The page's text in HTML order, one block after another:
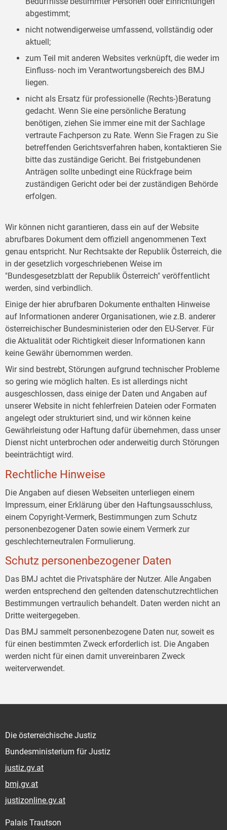
abgestimmt;
nicht notwendigerweise umfassend, vollständig oder
aktuell;
zum Teil mit anderen Websites verknüpft, die weder im
Einfluss- noch im Verantwortungsbereich des BMJ
liegen.
nicht als Ersatz für professionelle (Rechts-)Beratung
gedacht. Wenn Sie eine persönliche Beratung
benötigen, ziehen Sie immer eine mit der Sachlage
vertraute Fachperson zu Rate. Wenn Sie Fragen zu Sie
betreffenden Gerichtsverfahren haben, kontaktieren Sie
bitte das zuständige Gericht. Bei fristgebundenen
Anträgen sollte unbedingt eine Rückfrage beim
zuständigen Gericht oder bei der zuständigen Behörde
erfolgen.
Wir können nicht garantieren, dass ein auf der Website
abrufbares Dokument dem offiziell angenommenen Text
genau entspricht. Nur Rechtsakte der Republik Österreich, die
in der gesetzlich vorgeschriebenen Weise im
"Bundesgesetzblatt der Republik Österreich" veröffentlicht
werden, sind verbindlich.
Einige der hier abrufbaren Dokumente enthalten Hinweise
auf Informationen anderer Organisationen, wie z.B. anderer
österreichischer Bundesministerien oder den EU-Server. Für
die Aktualität oder Richtigkeit dieser Informationen kann
keine Gewähr übernommen werden.
Wir sind bestrebt, Störungen aufgrund technischer Probleme
so gering wie möglich halten. Es ist allerdings nicht
ausgeschlossen, dass einige der Daten und Angaben auf
unserer Website in nicht fehlerfreien Dateien oder Formaten
angelegt oder strukturiert sind, und wir können keine
Gewährleistung oder Haftung dafür übernehmen, dass unser
Dienst nicht unterbrochen oder anderweitig durch Störungen
beeinträchtigt wird.
Rechtliche Hinweise
Die Angaben auf diesen Webseiten unterliegen einem
Impressum, einer Erklärung über den Haftungsausschluss,
einem Copyright-Vermerk, Bestimmungen zum Schutz
personenbezogener Daten sowie einem Vermerk zur
geschlechterneutralen Formulierung.
Schutz personenbezogener Daten
Das BMJ achtet die Privatsphäre der Nutzer. Alle Angaben
werden entsprechend den geltenden datenschutzrechtlichen
Bestimmungen vertraulich behandelt. Daten werden nicht an
Dritte weitergegeben.
Das BMJ sammelt personenbezogene Daten nur, soweit es
für einen bestimmten Zweck erforderlich ist. Die Angaben
werden nicht für einen damit unvereinbaren Zweck
weiterverwendet.
Die österreichische Justiz
Bundesministerium für Justiz
justiz.gv.at
bmj.gv.at
justizonline.gv.at
Palais Trautson